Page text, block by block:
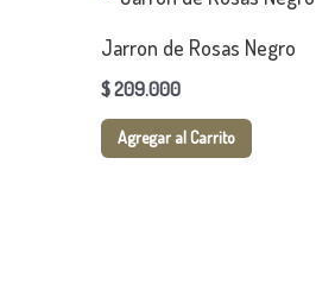
Jarron de Rosas Negro
$209.000
Agregar al Carrito